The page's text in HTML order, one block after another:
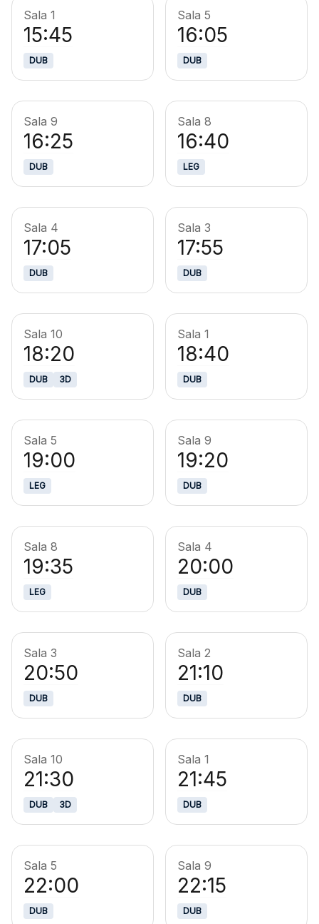
15:45
Sala 1
DUB
16:05
Sala 5
DUB
16:25
Sala 9
DUB
16:40
Sala 8
LEG
17:05
Sala 4
DUB
17:55
Sala 3
DUB
18:20
Sala 10
DUB 3D
18:40
Sala 1
DUB
19:00
Sala 5
LEG
19:20
Sala 9
DUB
19:35
Sala 8
LEG
20:00
Sala 4
DUB
20:50
Sala 3
DUB
21:10
Sala 2
DUB
21:30
Sala 10
DUB 3D
21:45
Sala 1
DUB
22:00
Sala 5
DUB
22:15
Sala 9
DUB